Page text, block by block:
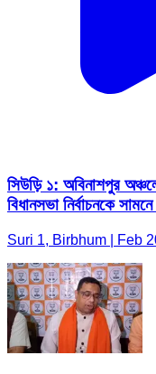
সিউড়ি ১: অবিনাশপুর
বিধানসভা নির্বাচনকে
Suri 1, Birbhum | Feb